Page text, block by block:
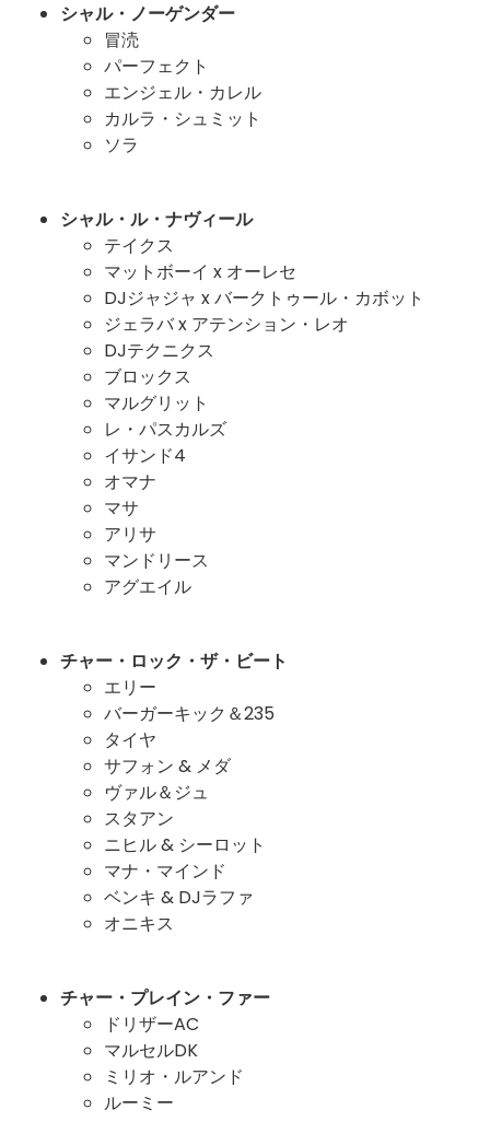
シャル・ノーゲンダー
冒涜
パーフェクト
エンジェル・カレル
カルラ・シュミット
ソラ
シャル・ル・ナヴィール
テイクス
マットボーイ x オーレセ
DJジャジャ x バークトゥール・カボット
ジェラバ x アテンション・レオ
DJテクニクス
ブロックス
マルグリット
レ・パスカルズ
イサンド4
オマナ
マサ
アリサ
マンドリース
アグエイル
チャー・ロック・ザ・ビート
エリー
バーガーキック＆235
タイヤ
サフォン & メダ
ヴァル＆ジュ
スタアン
ニヒル & シーロット
マナ・マインド
ベンキ & DJラファ
オニキス
チャー・プレイン・ファー
ドリザーAC
マルセルDK
ミリオ・ルアンド
ルーミー